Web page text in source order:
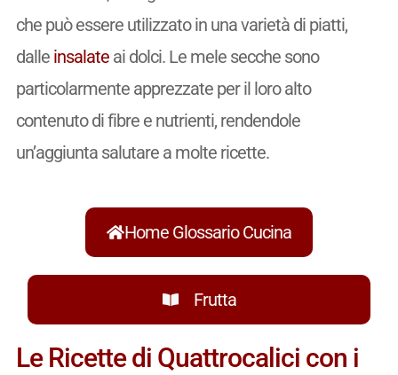
che può essere utilizzato in una varietà di piatti,
dalle insalateai dolci. Le mele secche sono
particolarmente apprezzate per il loro alto
contenuto di fibre e nutrienti, rendendole
un’aggiunta salutare a molte ricette.
Home Glossario Cucina
Frutta
Le Ricette di Quattrocalici con i